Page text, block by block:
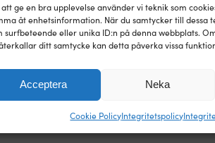
att ge en bra upplevelse använder vi teknik som
åt enhetsinformation. När du samtycker till dessa
surfbeteende eller unika ID:n på denna webbplats.
ditt samtycke kan detta påverka vissa
Acceptera Neka
Cookie PolicyIntegritetspolicy
blir Simrad